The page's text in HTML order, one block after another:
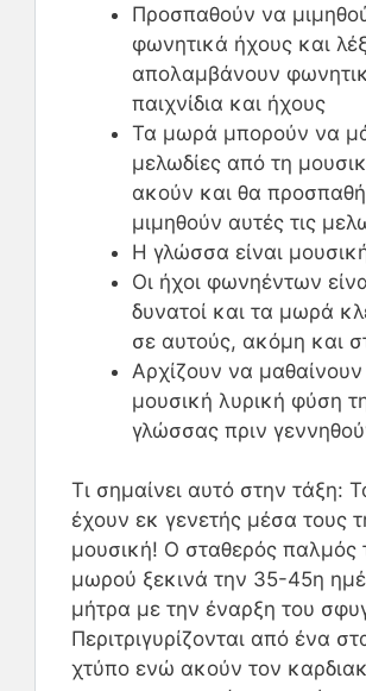
Προσπαθούν να
φωνητικά ήχους και
απολαμβάνουν
παιχνίδια και ήχους
Τα μωρά μπορούν να
μελωδίες από τη
ακούν και θα
μιμηθούν αυτές τις
Η γλώσσα είναι
Οι ήχοι φωνηέντων
δυνατοί και τα μωρά
σε αυτούς, ακόμη και
Αρχίζουν να μαθαίνουν
μουσική λυρική φύση
γλώσσας πριν
Τι σημαίνει αυτό στην τάξη:
έχουν εκ γενετής μέσα τους
μουσική! Ο σταθερός παλμός
μωρού ξεκινά την 35-45η
μήτρα με την έναρξη του
Περιτριγυρίζονται από ένα
χτύπο ενώ ακούν τον